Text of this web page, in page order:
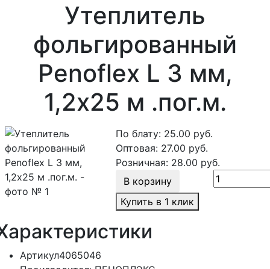
Утеплитель
фольгированный
Penoflex L 3 мм,
1,2x25 м .пог.м.
Артикул4065046
По блату: 25.00 руб.
Оптовая: 27.00 руб.
Розничная: 28.00 руб.
В корзину
Купить в 1 клик